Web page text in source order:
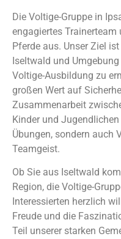
Die Voltige-Gruppe in
engagiertes
Pferde aus. Unser Ziel
Iseltwald und
Voltige-Ausbildung zu
großen Wert auf
Zusammenarbeit
Kinder und
Übungen, sondern auch
Teamgeist.
Ob Sie aus Iseltwald
Region, die Voltige-
Interessierten herzlich
Freude und die
Teil unserer starken